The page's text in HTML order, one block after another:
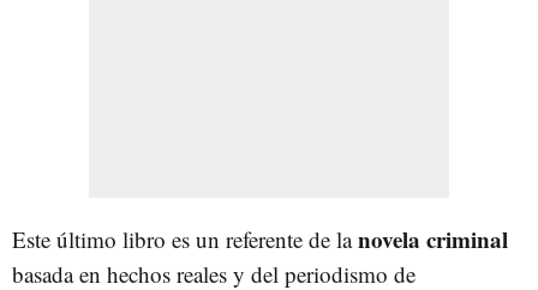
Este último libro es un referente de lanovela criminal
basada en hechos reales y del periodismo de